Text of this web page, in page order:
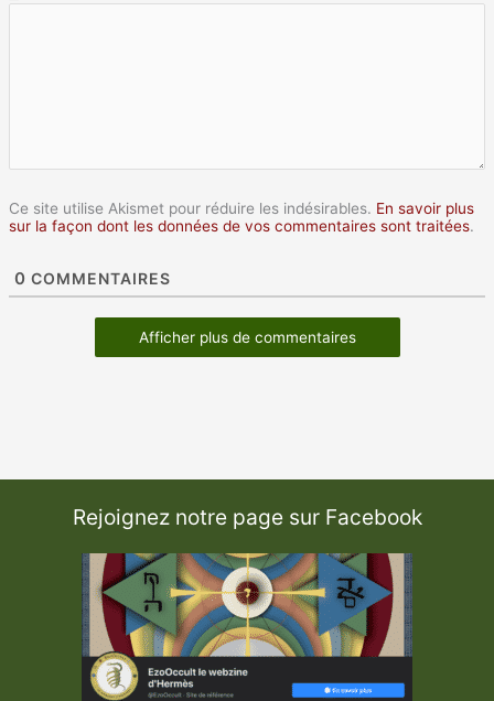
Ce site utilise Akismet pour réduire les indésirables. En savoir plus
sur la façon dont les données de vos commentaires sont traitées.
0 COMMENTAIRES
Afficher plus de commentaires
Rejoignez notre page sur Facebook